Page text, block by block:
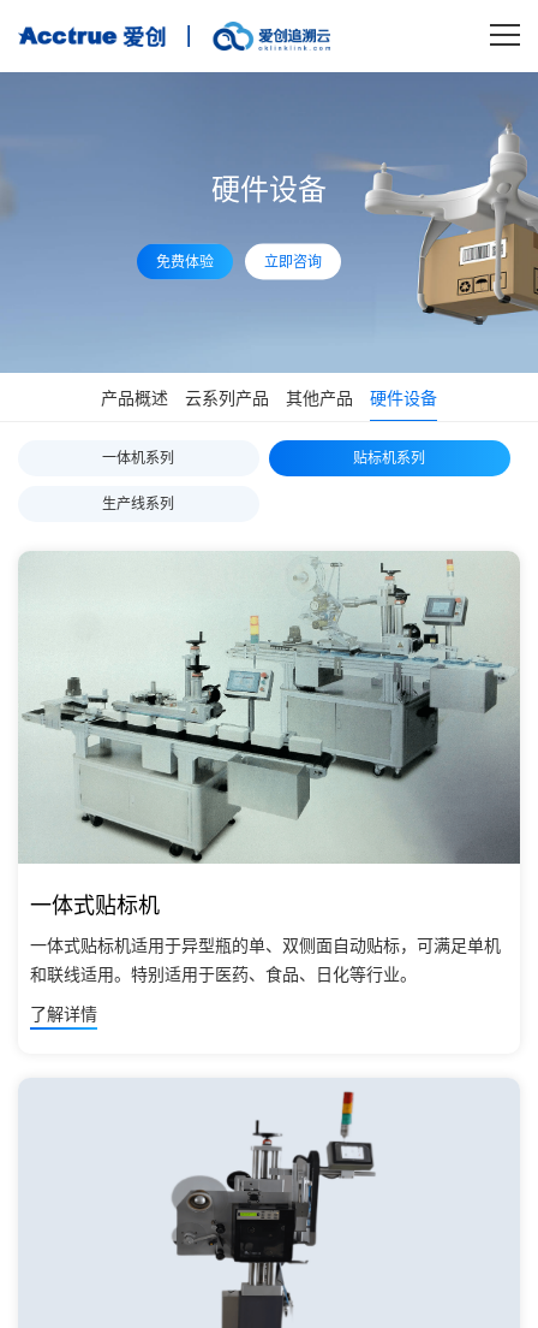
硬件设备
免费体验 立即咨询
产品概述 云系列产品 其他产品 硬件设备
一体机系列 贴标机系列
生产线系列
一体式贴标机
一体式贴标机适用于异型瓶的单、双侧面自动贴标，可满足单机
和联线适用。特别适用于医药、食品、日化等行业。
了解详情